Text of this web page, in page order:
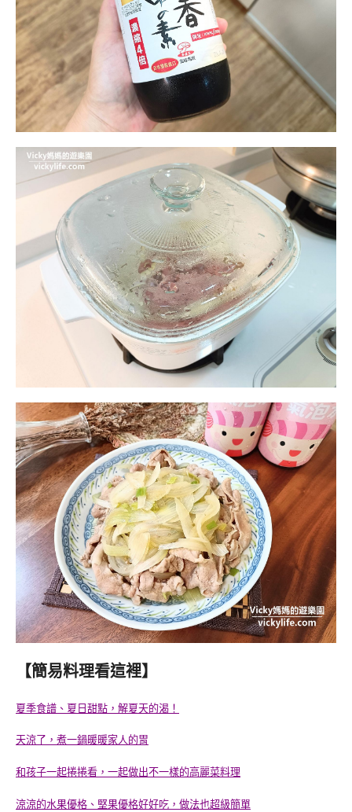
【簡易料理看這裡】
夏季食譜、夏日甜點，解夏天的渴！
天涼了，煮一鍋暖暖家人的胃
和孩子一起捲捲看，一起做出不一樣的高麗菜料理
涼涼的水果優格、堅果優格好好吃，做法也超級簡單